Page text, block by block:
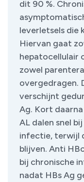
dit 90 %.
leverletsels die
Hiervan gaat
hepatocellulair
zowel
overgedragen.
verschijnt
Ag. Kort
AL dalen snel
infectie, terwijl
blijven. Anti
bij chronische
nadat HBs Ag